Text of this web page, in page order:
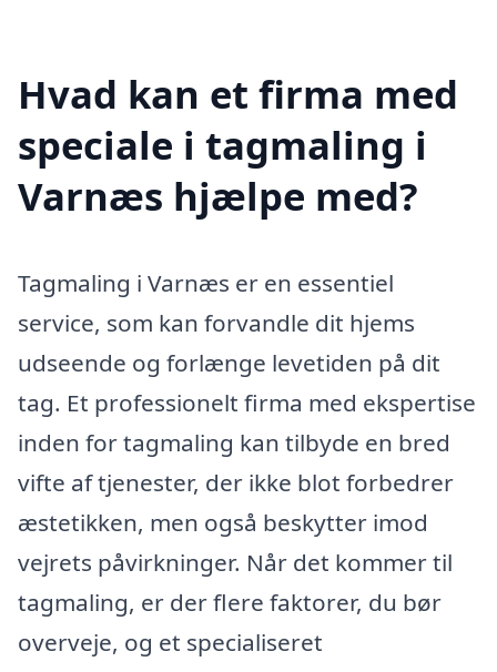
Hvad kan et firma med
speciale i tagmaling i
Varnæs hjælpe med?
Tagmaling i Varnæs er en essentiel
service, som kan forvandle dit hjems
udseende og forlænge levetiden på dit
tag. Et professionelt firma med ekspertise
inden for tagmaling kan tilbyde en bred
vifte af tjenester, der ikke blot forbedrer
æstetikken, men også beskytter imod
vejrets påvirkninger. Når det kommer til
tagmaling, er der flere faktorer, du bør
overveje, og et specialiseret